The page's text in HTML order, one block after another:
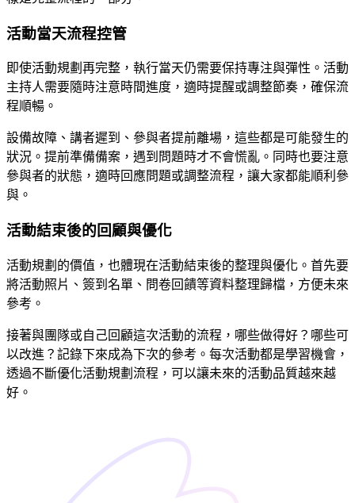
活動當天流程控管
即使活動規劃再完整，執行當天仍需要保持專注與彈性。活動
主持人需要隨時注意時間進度，適時提醒或調整節奏，確保流
程順暢。
設備故障、講者遲到、參與者提前離場，這些都是可能發生的
狀況。提前準備備案，遇到問題時才不會慌亂。同時也要注意
參與者的狀態，適時回應問題或調整流程，讓大家都能順利參
與。
活動結束後的回顧與優化
活動規劃的價值，也體現在活動結束後的整理與優化。首先要
將活動照片、簽到名單、問卷回饋等資料整理歸檔，方便未來
參考。
接著與團隊或自己回顧這次活動的流程，哪些做得好？哪些可
以改進？記錄下來成為下次的參考。每次活動都是學習機會，
透過不斷優化活動規劃流程，可以讓未來的活動品質越來越
好。